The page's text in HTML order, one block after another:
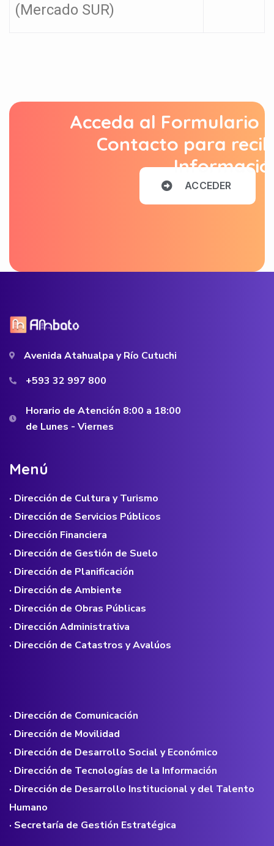
(Mercado SUR)
Acceda al Formulario
Contacto para
ACCEDER
Avenida Atahualpa y Río Cutuchi
+593 32 997 800
Horario de Atención 8:00 a 18:00
de Lunes - Viernes
Menú
· Dirección de Cultura y Turismo
· Dirección de Servicios Públicos
· Dirección Financiera
· Dirección de Gestión de Suelo
· Dirección de Planificación
· Dirección de Ambiente
· Dirección de Obras Públicas
· Dirección Administrativa
· Dirección de Catastros y Avalúos
· Dirección de Comunicación
· Dirección de Movilidad
· Dirección de Desarrollo Social y Económico
· Dirección de Tecnologías de la Información
· Dirección de Desarrollo Institucional y del Talento
Humano
· Secretaría de Gestión Estratégica